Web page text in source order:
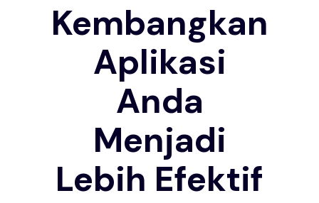
Kembangkan
Aplikasi
Anda
Menjadi
Lebih Efektif